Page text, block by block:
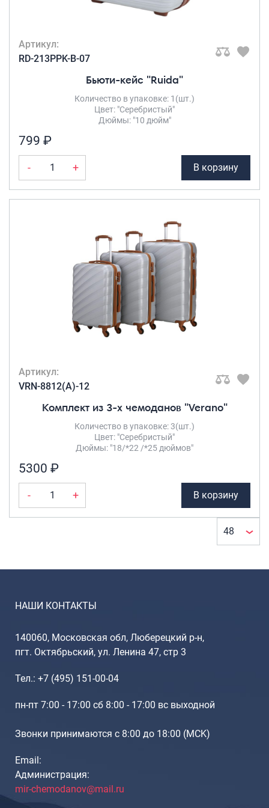
Артикул:
RD-213PPK-B-07
Бьюти-кейс "Ruida"
Количество в упаковке: 1(шт.)
Цвет: "Серебристый"
Дюймы: "10 дюйм"
799 ₽
- + В корзину
Артикул:
VRN-8812(A)-12
Комплект из 3-х чемоданов "Verano"
Количество в упаковке: 3(шт.)
Цвет: "Серебристый"
Дюймы: "18/*22 /*25 дюймов"
5300 ₽
- + В корзину
НАШИ КОНТАКТЫ
140060, Московская обл, Люберецкий р-н,
пгт. Октябрьский, ул. Ленина 47, стр 3
Тел.: +7 (495) 151-00-04
пн-пт 7:00 - 17:00 сб 8:00 - 17:00 вс выходной
Звонки принимаются с 8:00 до 18:00 (МCK)
Email:
Администрация:
mir-chemodanov@mail.ru